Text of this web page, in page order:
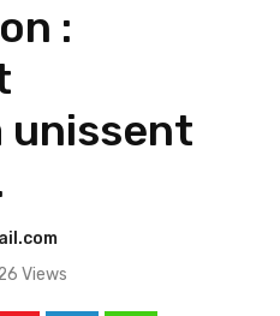
:
unissent
Views